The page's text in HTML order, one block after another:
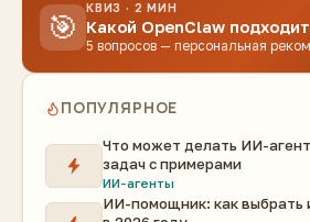
🎯
КВИЗ · 2 МИН
Какой OpenClaw
5 вопросов — персональная
ПОПУЛЯРНОЕ
Что может делать ИИ-
задач с примерами
ИИ-агенты
ИИ-помощник: как выбрать